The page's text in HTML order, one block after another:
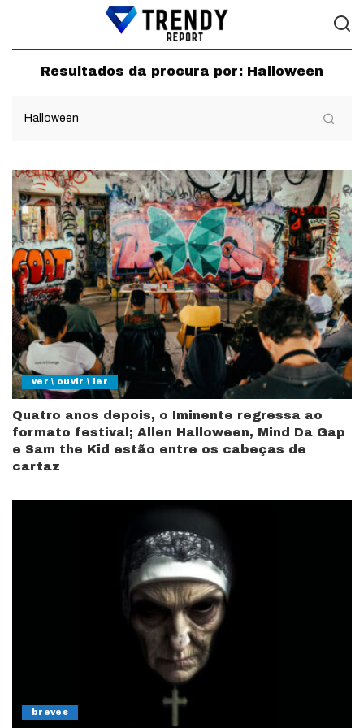
Resultados da procura por: Halloween
ver \ ouvir \ ler
Quatro anos depois, o Iminente regressa ao
formato festival; Allen Halloween, Mind Da Gap
e Sam the Kid estão entre os cabeças de
cartaz
breves